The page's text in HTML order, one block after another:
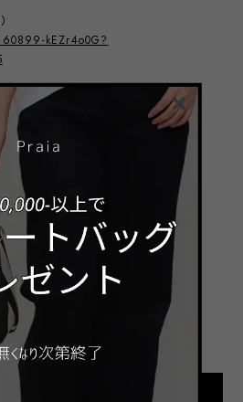
kEZr4o0G?
shipping available
Add to cart